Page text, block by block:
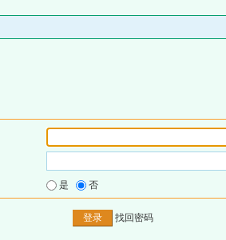
是 否
找回密码